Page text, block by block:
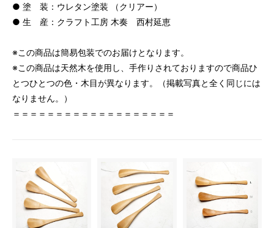
● 塗 装：ウレタン塗装 （クリアー）
● 生 産：クラフト工房 木奏 西村延恵
※この商品は簡易包装でのお届けとなります。
※この商品は天然木を使用し、手作りされておりますので商品ひ
とつひとつの色・木目が異なります。（掲載写真と全く同じには
なりません。）
＝＝＝＝＝＝＝＝＝＝＝＝＝＝＝＝＝＝＝